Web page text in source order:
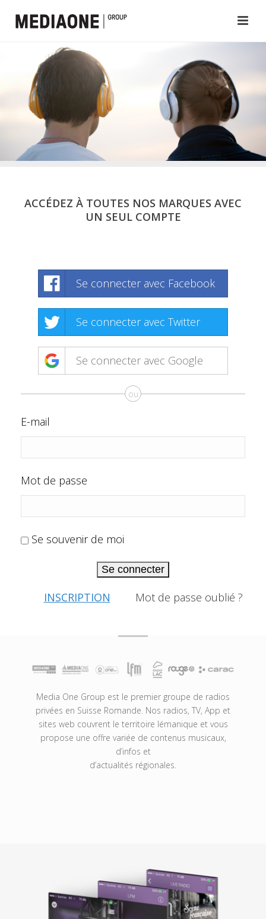
ACCÉDEZ À TOUTES NOS MARQUES AVEC
UN SEUL COMPTE
Se connecter avec Facebook
Se connecter avec Twitter
Se connecter avec Google
ou
E-mail
Mot de passe
Se souvenir de moi
Se connecter
INSCRIPTION Mot de passe oublié ?
Media One Group est le premier groupe de radios
privées en Suisse Romande. Nos radios, TV, App et
sites web couvrent le territoire lémanique et vous
propose une offre variée de contenus musicaux,
d’infos et
d’actualités régionales.